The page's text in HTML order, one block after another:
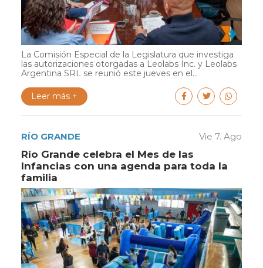
La Comisión Especial de la Legislatura que investiga
las autorizaciones otorgadas a Leolabs Inc. y Leolabs
Argentina SRL se reunió este jueves en el...
Leer más +
RÍO GRANDE Vie 7. Ago
Río Grande celebra el Mes de las
Infancias con una agenda para toda la
familia